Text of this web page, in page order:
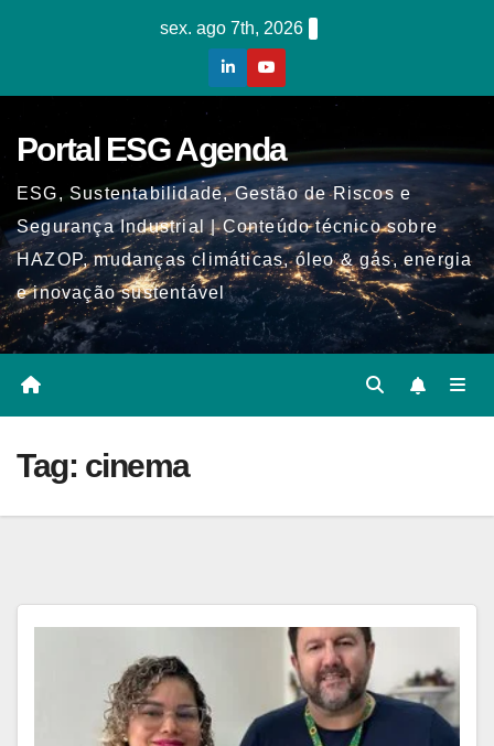
sex. ago 7th, 2026
Portal ESG Agenda
ESG, Sustentabilidade, Gestão de Riscos e
Segurança Industrial | Conteúdo técnico sobre
HAZOP, mudanças climáticas, óleo & gás, energia
e inovação sustentável
Tag: cinema